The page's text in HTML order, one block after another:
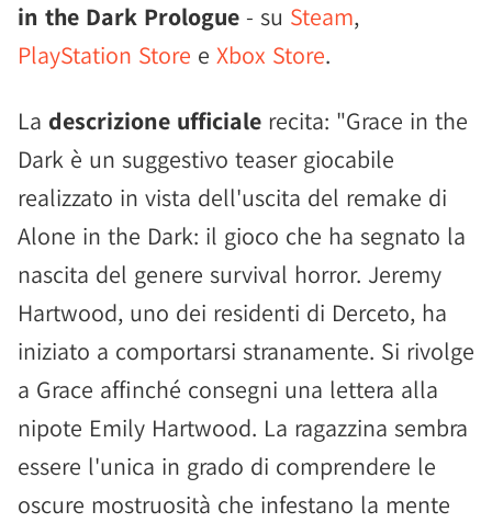
in the Dark Prologue - su Steam,
PlayStation Store e Xbox Store.
La descrizione ufficiale recita: "Grace in the
Dark è un suggestivo teaser giocabile
realizzato in vista dell'uscita del remake di
Alone in the Dark: il gioco che ha segnato la
nascita del genere survival horror. Jeremy
Hartwood, uno dei residenti di Derceto, ha
iniziato a comportarsi stranamente. Si rivolge
a Grace affinché consegni una lettera alla
nipote Emily Hartwood. La ragazzina sembra
essere l'unica in grado di comprendere le
oscure mostruosità che infestano la mente